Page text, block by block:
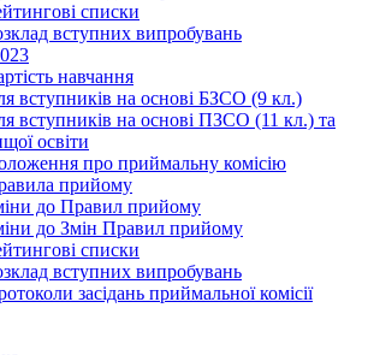
списки
вступних випробувань
навчання
вступників на основі БЗСО (9 кл.)
вступників на основі ПЗСО (11 кл.) та
освіти
про приймальну комісію
прийому
до Правил прийому
до Змін Правил прийому
списки
вступних випробувань
засідань приймальної комісії